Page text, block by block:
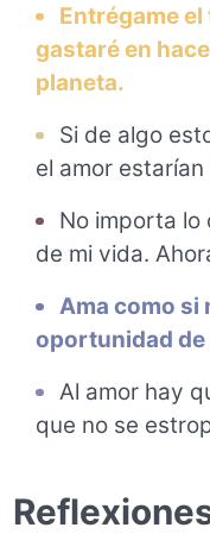
Entrégame
gastaré en
planeta.
Si de algo
el amor
No importa lo
de mi vida.
Ama como si
oportunidad de
Al amor hay
que no se